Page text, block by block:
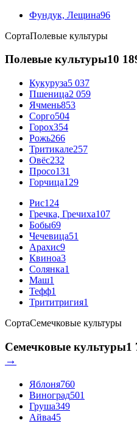
Фундук, Лещина96
СортаПолевые культуры
Полевые культуры10
Кукуруза5 037
Пшеница2 059
Ячмень853
Сорго504
Горох354
Рожь266
Тритикале257
Овёс232
Просо131
Горчица129
Рис124
Гречка, Гречиха107
Бобы69
Чечевица51
Арахис9
Квиноа3
Солянка1
Маш1
Тефф1
Трититригия1
СортаСемечковые культуры
Семечковые культуры1
→
Яблоня760
Виноград501
Груша349
Айва45